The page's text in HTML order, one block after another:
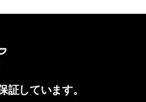
証しています。